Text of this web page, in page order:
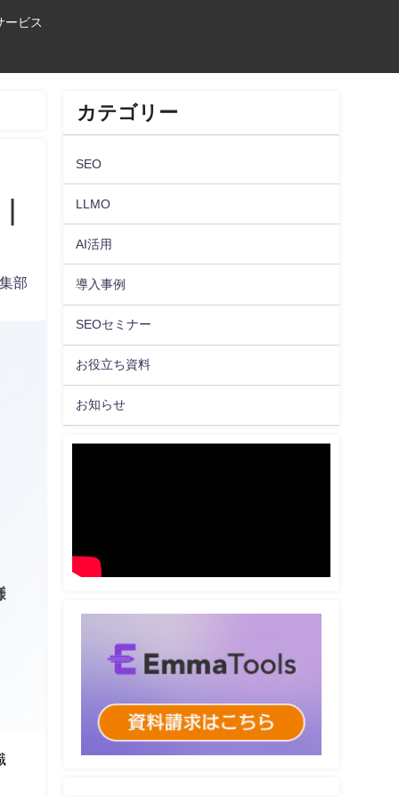
ービス
部
カテゴリー
SEO
LLMO
AI活用
導入事例
SEOセミナー
お役立ち資料
お知らせ